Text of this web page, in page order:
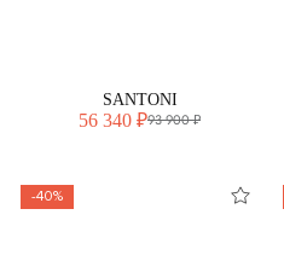
SANTONI
56 340 ₽93 900 ₽
-40%